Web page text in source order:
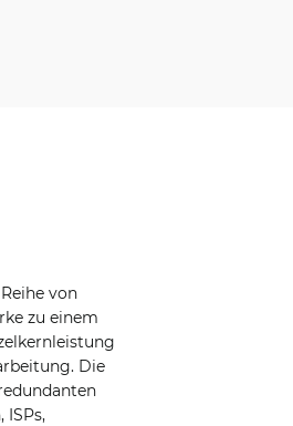
von
zu einem
Die